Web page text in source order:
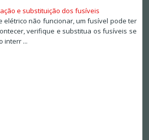
e substituição dos fusíveis
elétrico não funcionar, um fusível pode ter
verifique e substitua os fusíveis se
interr ...